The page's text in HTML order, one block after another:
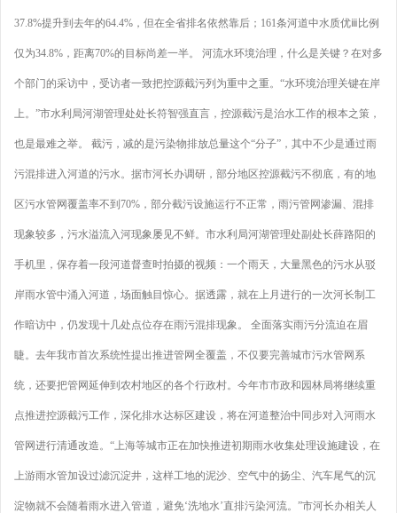
37.8%提升到去年的64.4%，但在全省排名依然靠后；161条河道中水质优ⅲ比例
仅为34.8%，距离70%的目标尚差一半。 河流水环境治理，什么是关键？在对多
个部门的采访中，受访者一致把控源截污列为重中之重。“水环境治理关键在岸
上。”市水利局河湖管理处处长符智强直言，控源截污是治水工作的根本之策，
也是最难之举。 截污，减的是污染物排放总量这个“分子”，其中不少是通过雨
污混排进入河道的污水。据市河长办调研，部分地区控源截污不彻底，有的地
区污水管网覆盖率不到70%，部分截污设施运行不正常，雨污管网渗漏、混排
现象较多，污水溢流入河现象屡见不鲜。市水利局河湖管理处副处长薛路阳的
手机里，保存着一段河道督查时拍摄的视频：一个雨天，大量黑色的污水从驳
岸雨水管中涌入河道，场面触目惊心。据透露，就在上月进行的一次河长制工
作暗访中，仍发现十几处点位存在雨污混排现象。 全面落实雨污分流迫在眉
睫。去年我市首次系统性提出推进管网全覆盖，不仅要完善城市污水管网系
统，还要把管网延伸到农村地区的各个行政村。今年市市政和园林局将继续重
点推进控源截污工作，深化排水达标区建设，将在河道整治中同步对入河雨水
管网进行清通改造。“上海等城市正在加快推进初期雨水收集处理设施建设，在
上游雨水管加设过滤沉淀井，这样工地的泥沙、空气中的扬尘、汽车尾气的沉
淀物就不会随着雨水进入管道，避免‘洗地水’直排污染河流。”市河长办相关人